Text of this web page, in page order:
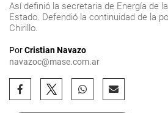
Así definió la secretaria de Energía de
Estado. Defendió la continuidad de la
Chirillo.
PorCristian Navazo
navazoc@mase.com.ar